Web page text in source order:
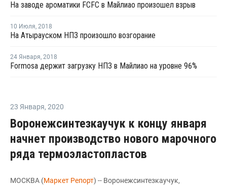
На заводе ароматики FCFC в Майлиао произошел взрыв
10 Июля, 2018
На Атырауском НПЗ произошло возгорание
24 Января, 2018
Formosa держит загрузку НПЗ в Майлиао на уровне 96%
23 Января, 2020
Воронежсинтезкаучук к концу января
начнет производство нового марочного
ряда термоэластопластов
МОСКВА (Маркет Репорт) -- Воронежсинтезкаучук,